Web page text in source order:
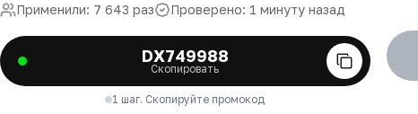
Применили: 7 643 раз Проверено: 1 минуту назад
DX749988
Скопировать
1 шаг. Скопируйте промокод